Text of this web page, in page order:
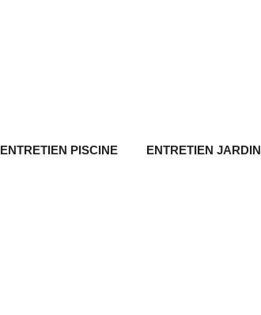
ENTRETIEN PISCINE ENTRETIEN JARDIN